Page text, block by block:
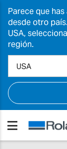
Parece que
desde otro
USA,
región.